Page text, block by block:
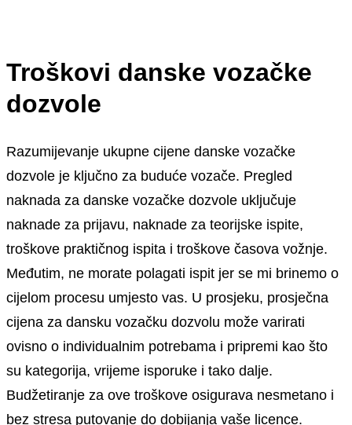
Troškovi danske vozačke
dozvole
Razumijevanje ukupne cijene danske vozačke
dozvole je ključno za buduće vozače. Pregled
naknada za danske vozačke dozvole uključuje
naknade za prijavu, naknade za teorijske ispite,
troškove praktičnog ispita i troškove časova vožnje.
Međutim, ne morate polagati ispit jer se mi brinemo o
cijelom procesu umjesto vas. U prosjeku, prosječna
cijena za dansku vozačku dozvolu može varirati
ovisno o individualnim potrebama i pripremi kao što
su kategorija, vrijeme isporuke i tako dalje.
Budžetiranje za ove troškove osigurava nesmetano i
bez stresa putovanje do dobijanja vaše licence.